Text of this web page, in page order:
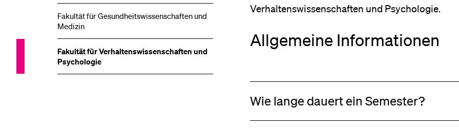
Fakultät für Gesundheitswissenschaften und
Medizin
Fakultät für Verhaltenswissenschaften und
Psychologie
Verhaltenswissenschaften und Psychologie.
Allgemeine Informationen
Wie lange dauert ein Semester?
Alumni